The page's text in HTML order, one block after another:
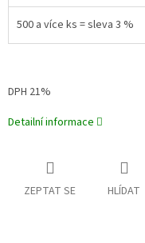
500 a více ks = sleva 3 %
DPH 21%
Detailní informace
ZEPTAT SE HLÍDAT